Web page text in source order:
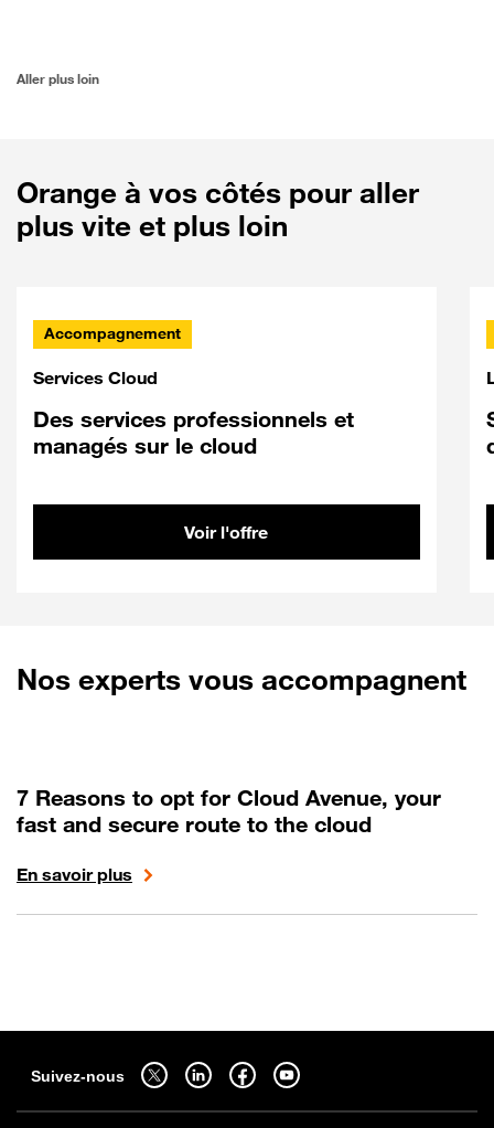
Aller plus loin
Orange à vos côtés pour aller
plus vite et plus loin
Accompagnement
Services Cloud
Des services professionnels et
managés sur le cloud
Voir l'offre
Nos experts vous accompagnent
7 Reasons to opt for Cloud Avenue, your
fast and secure route to the cloud
En savoir plus
Suivez-nous
Suivez-nous sur twitter - ouverture dans un nouvel onglet
Suivez-nous sur linkedin - ouverture dans un nouvel onglet
Suivez-nous sur facebook - ouverture dans un
Suivez-nous sur youtube - ouverture dans